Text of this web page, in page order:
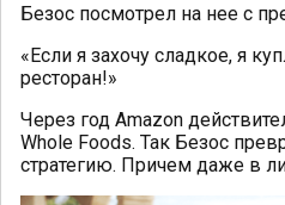
Безос посмотрел на нее с
«Если я захочу сладкое, я
ресторан!»
Через год Amazon
Whole Foods. Так Безос
стратегию. Причем даже в